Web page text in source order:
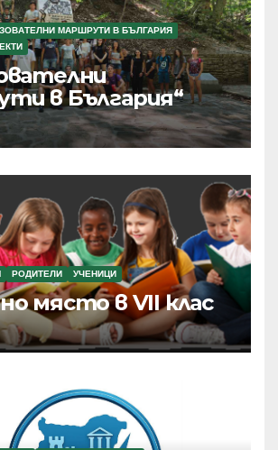
МАРШРУТИ В БЪЛГАРИЯ
в България“
РОДИТЕЛИ УЧЕНИЦИ
място в VII клас